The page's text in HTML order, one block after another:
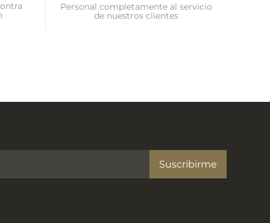
Personal completamente al servicio
de nuestros clientes
Suscribirme